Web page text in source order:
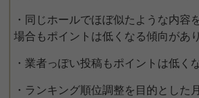
・同じホールでほぼ似たような内容
場合もポイントは低くなる傾向があ
・業者っぽい投稿もポイントは低く
・ランキング順位調整を目的とした